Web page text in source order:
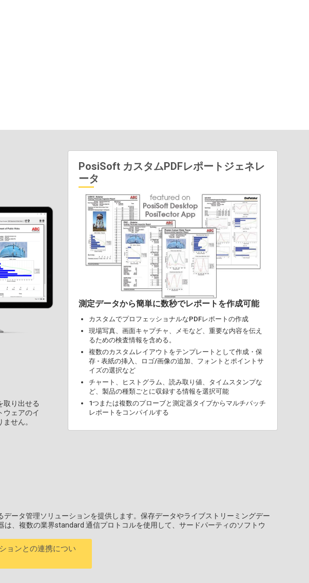
取り出せる
ウェアのイ
せん。
PosiSoft カスタムPDFレポートジェネレ
ータ
測定データから簡単に数秒でレポートを作成可能
カスタムでプロフェッショナルなPDFレポートの作成
現場写真、画面キャプチャ、メモなど、重要な内容を伝え
るための検査情報を含める。
複数のカスタムレイアウトをテンプレートとして作成・保
存 - 表紙の挿入、ロゴ/画像の追加、フォントとポイントサ
イズの選択など
チャート、ヒストグラム、読み取り値、タイムスタンプな
ど、製品の種類ごとに収録する情報を選択可能
1つまたは複数のプローブと測定器タイプからマルチバッチ
レポートをコンパイルする
ータ管理ソリューションを提供します。保存データやライブストリーミングデー
、複数の業界standard 通信プロトコルを使用して、サードパーティのソフトウ
ョンとの連携につい